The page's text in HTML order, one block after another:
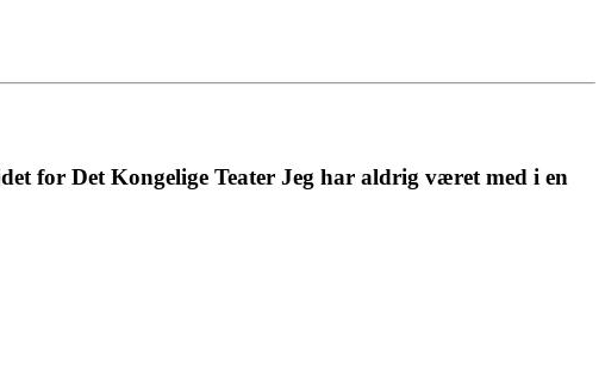
for Det Kongelige Teater Jeg har aldrig været med i en